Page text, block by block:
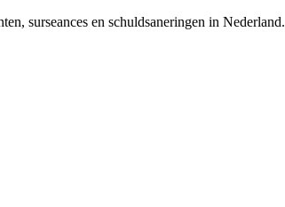
surseances en schuldsaneringen in Nederland.